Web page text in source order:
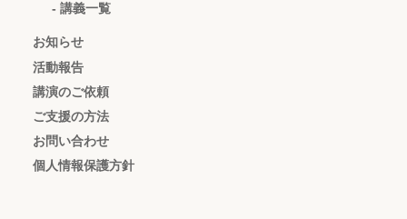
- 講義一覧
お知らせ
活動報告
講演のご依頼
ご支援の方法
お問い合わせ
個人情報保護方針